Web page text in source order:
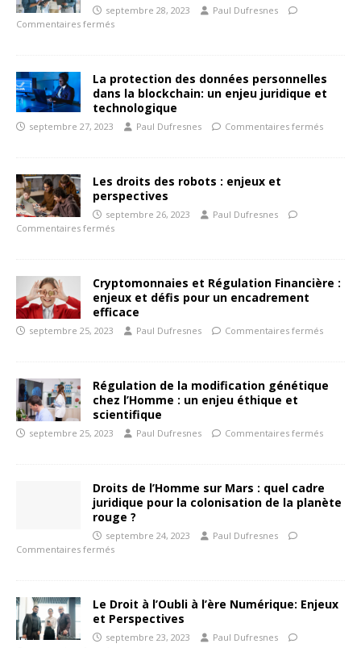
septembre 28, 2023
Paul Dufresnes
Commentaires fermés
La protection des données personnelles
dans la blockchain: un enjeu juridique et
technologique
septembre 27, 2023 Paul Dufresnes Commentaires fermés
Les droits des robots : enjeux et
perspectives
septembre 26, 2023
Paul Dufresnes
Commentaires fermés
Cryptomonnaies et Régulation Financière :
enjeux et défis pour un encadrement
efficace
septembre 25, 2023 Paul Dufresnes Commentaires fermés
Régulation de la modification génétique
chez l’Homme : un enjeu éthique et
scientifique
septembre 25, 2023 Paul Dufresnes Commentaires fermés
Droits de l’Homme sur Mars : quel cadre
juridique pour la colonisation de la planète
rouge ?
septembre 24, 2023
Paul Dufresnes
Commentaires fermés
Le Droit à l’Oubli à l’ère Numérique: Enjeux
et Perspectives
septembre 23, 2023
Paul Dufresnes